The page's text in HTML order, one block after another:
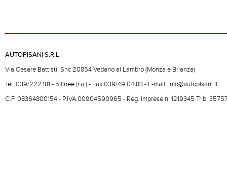
AUTOPISANI S.R.L.
Via Cesare Battisti, Snc 20854 Vedano al Lambro (Monza e Brianza)
Tel. 039/222.181 - 5 linee (r.a.) - Fax 039/49.04.83 - E-mail: info@autopisani.it
C.F. 08364800154 - P.IVA 00904590965 - Reg. Imprese n. 1219345 Trib.